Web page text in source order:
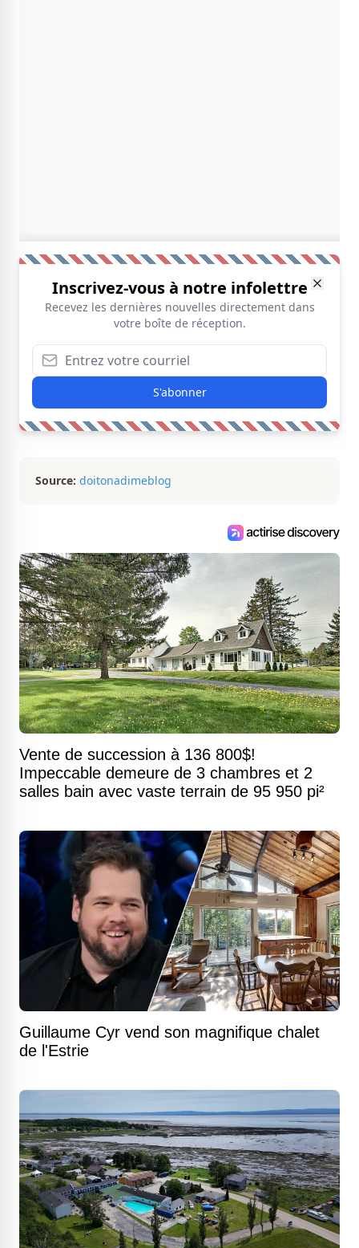
Inscrivez-vous à notre infolettre
Recevez les dernières nouvelles directement dans
votre boîte de réception.
S'abonner
Source: doitonadimeblog
Vente de succession à 136 800$!
Impeccable demeure de 3 chambres et 2
salles bain avec vaste terrain de 95 950 pi²
Guillaume Cyr vend son magnifique chalet
de l'Estrie